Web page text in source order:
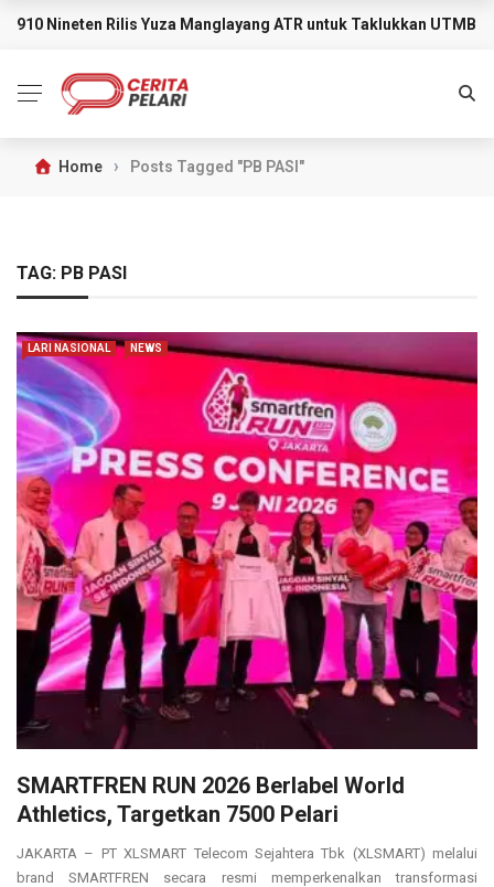
BREAKING NEWS
910 Nineten Rilis Yuza Manglayang ATR untuk Taklukkan UTMB
Home › Posts Tagged "PB PASI"
TAG: PB PASI
LARI NASIONAL NEWS
SMARTFREN RUN 2026 Berlabel World
Athletics, Targetkan 7500 Pelari
JAKARTA – PT XLSMART Telecom Sejahtera Tbk (XLSMART) melalui
brand SMARTFREN secara resmi memperkenalkan transformasi